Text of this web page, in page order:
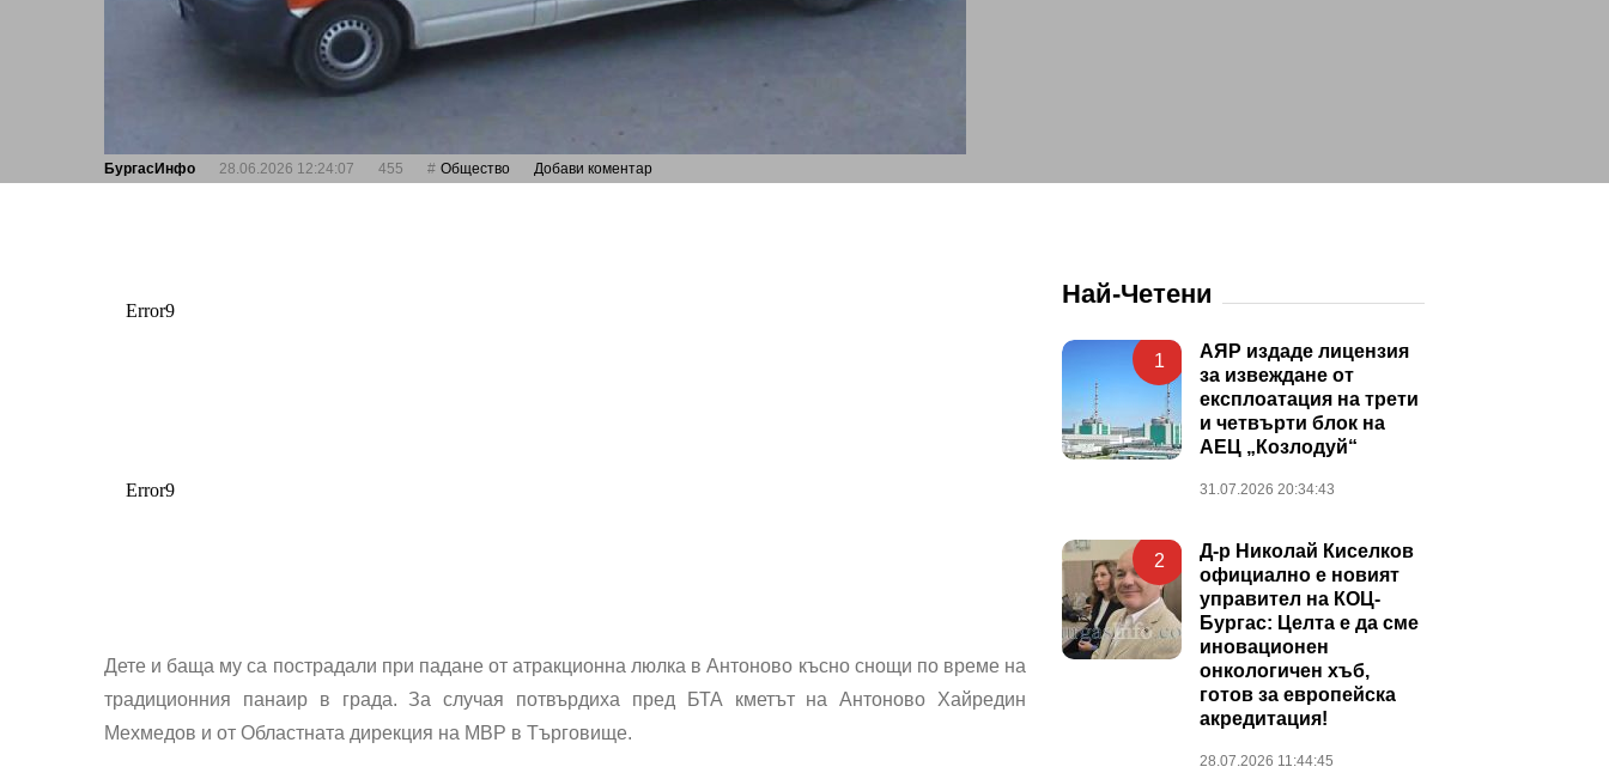
БургасИнфо 28.06.2026 12:24:07 455 Общество Добави коментар
Дете и баща му са пострадали при падане от атракционна люлка в Антоново късно снощи по време на
традиционния панаир в града. За случая потвърдиха пред БТА кметът наАнтоново Хайредин
Мехмедов и от Областната дирекция на МВР в Търговище.
Най-Четени
1
АЯР издаде лицензия
за извеждане от
експлоатация на трети
и четвърти блок на
АЕЦ „Козлодуй“
31.07.2026 20:34:43
2
Д-р Николай Киселков
официално е новият
управител на КОЦ-
Бургас: Целта е да сме
иновационен
онкологичен хъб,
готов за европейска
акредитация!
28.07.2026 11:44:45